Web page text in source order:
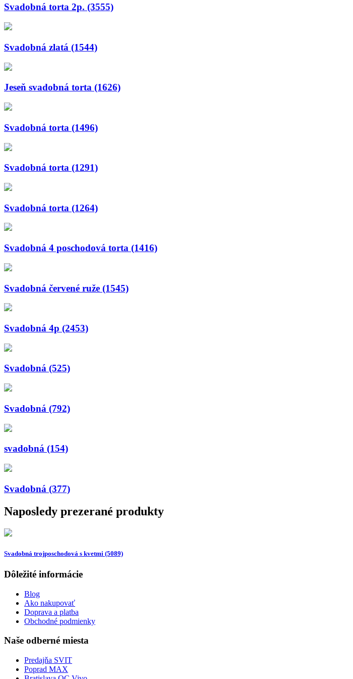
Svadobná torta 2p. (3555)
Svadobná zlatá (1544)
Jeseň svadobná torta (1626)
Svadobná torta (1496)
Svadobná torta (1291)
Svadobná torta (1264)
Svadobná 4 poschodová torta (1416)
Svadobná červené ruže (1545)
Svadobná 4p (2453)
Svadobná (525)
Svadobná (792)
svadobná (154)
Svadobná (377)
Naposledy prezerané produkty
Svadobná trojposchodová s kvetmi (5089)
Dôležité informácie
Blog
Ako nakupovať
Doprava a platba
Obchodné podmienky
Naše odberné miesta
Predajňa SVIT
Poprad MAX